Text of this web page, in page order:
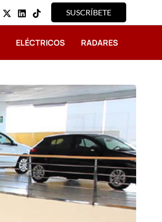
SUSCRÍBETE
ELÉCTRICOS RADARES